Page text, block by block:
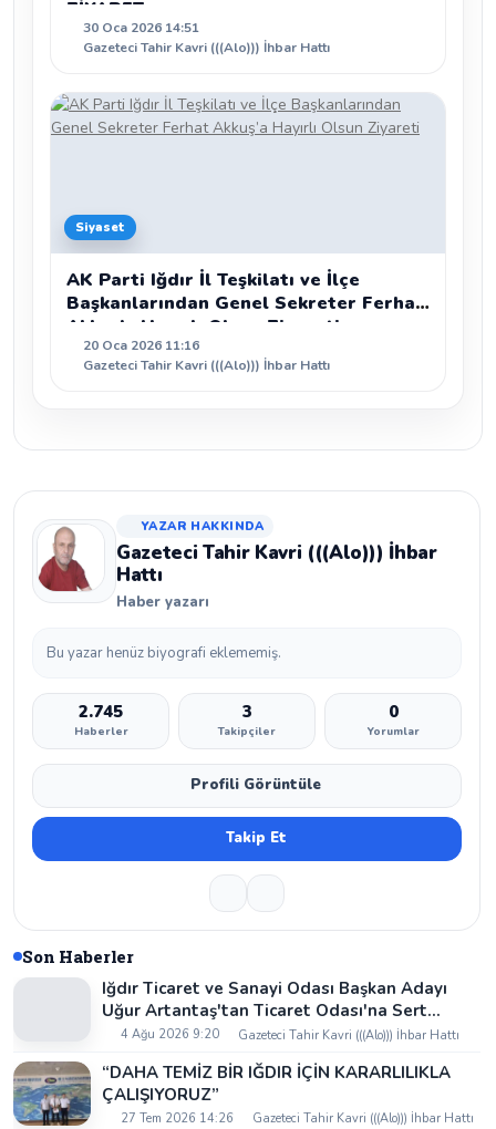
ZİYARET
30 Oca 2026 14:51
Gazeteci Tahir Kavri (((Alo))) İhbar Hattı
Siyaset
AK Parti Iğdır İl Teşkilatı ve İlçe
Başkanlarından Genel Sekreter Ferhat
Akkuş’a Hayırlı Olsun Ziyareti
20 Oca 2026 11:16
Gazeteci Tahir Kavri (((Alo))) İhbar Hattı
YAZAR HAKKINDA
Gazeteci Tahir Kavri (((Alo))) İhbar
Hattı
Haber yazarı
Bu yazar henüz biyografi eklememiş.
2.745
Haberler
3
Takipçiler
0
Yorumlar
Profili Görüntüle
Takip Et
Son Haberler
Iğdır Ticaret ve Sanayi Odası Başkan Adayı
Uğur Artantaş'tan Ticaret Odası'na Sert
Eleştiri: "Nakliyeci Sahipsiz Bırakılamaz"
4 Ağu 2026 9:20 Gazeteci Tahir Kavri (((Alo))) İhbar Hattı
“DAHA TEMİZ BİR IĞDIR İÇİN KARARLILIKLA
ÇALIŞIYORUZ”
27 Tem 2026 14:26 Gazeteci Tahir Kavri (((Alo))) İhbar Hattı